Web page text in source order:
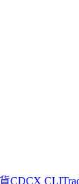
CDCX CLI